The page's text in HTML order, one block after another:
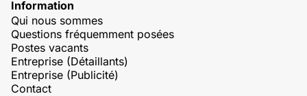
Information
Qui nous sommes
Questions fréquemment posées
Postes vacants
Entreprise (Détaillants)
Entreprise (Publicité)
Contact